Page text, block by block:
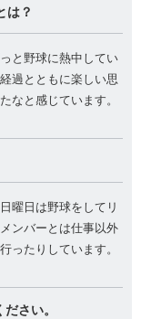
は？
と野球に熱中してい
過とともに楽しい思
なと感じています。
曜日は野球をしてリ
ンバーとは仕事以外
ったりしています。
さい。